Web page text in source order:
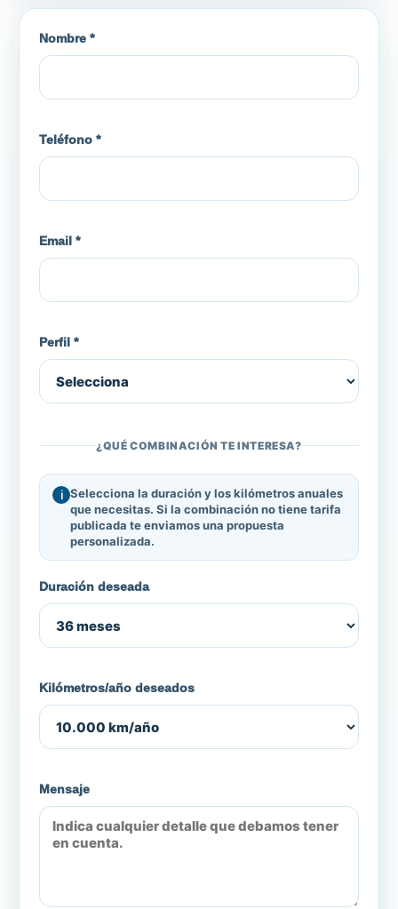
Nombre *
Teléfono *
Email *
Perfil *
¿QUÉ COMBINACIÓN TE INTERESA?
Selecciona la duración y los kilómetros anuales
que necesitas. Si la combinación no tiene tarifa
publicada te enviamos una propuesta
personalizada.
Duración deseada
Kilómetros/año deseados
Mensaje